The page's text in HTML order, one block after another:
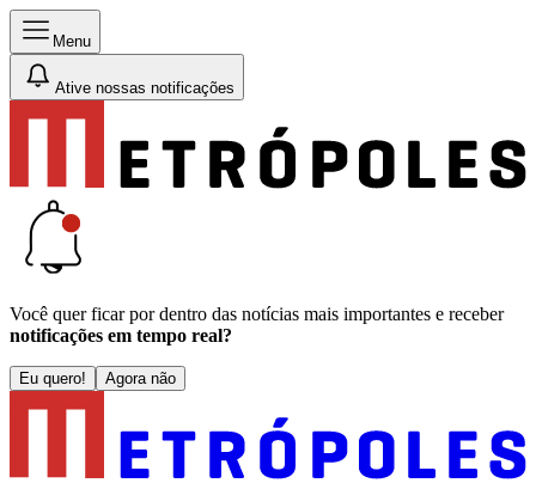
Menu
Ative nossas notificações
Você quer ficar por dentro das notícias mais importantes e receber
notificações em tempo real?
Eu quero! Agora não